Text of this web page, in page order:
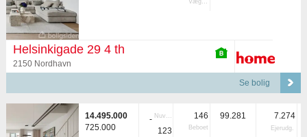
Vægtet
Helsinkigade 29 4 th
2150 Nordhavn
Se bolig
14.495.000
725.000
- Nuvær.
123
146
Beboet
99.281 7.274
Ejerudg.